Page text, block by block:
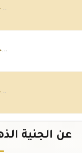
.٠٠
.٠٠
.٠٠
.٠٠ عن الجنية الذهب